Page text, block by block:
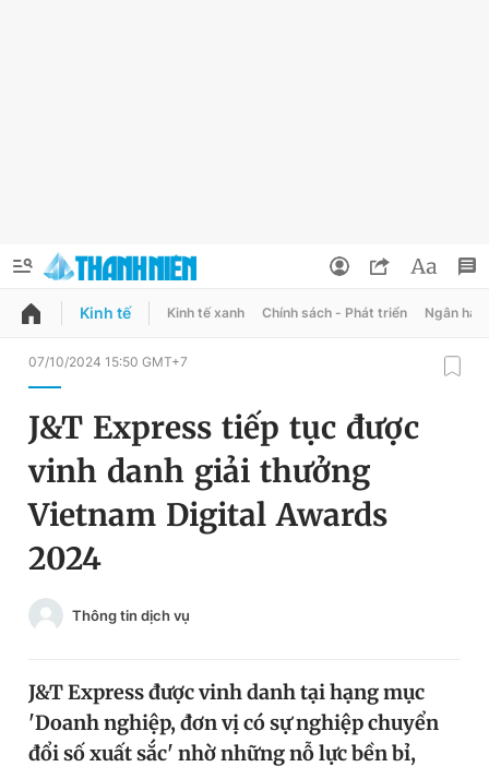
QUẢNG CÁO
Chuyên mục
Chuyên mục khác
Chào ngày mới
Tin thị trường
Video Magazine
Đổi mật khẩu
Tin đã lưu
Kinh tế Kinh tế xanh Chính sách - Phát triển Ngân
07/10/2024 15:50 GMT+7
J&T Express tiếp tục được
vinh danh giải thưởng
Vietnam Digital Awards
2024
Thông tin dịch vụ
J&T Express được vinh danh tại hạng mục
'Doanh nghiệp, đơn vị có sự nghiệp chuyển
đổi số xuất sắc' nhờ những nỗ lực bền bỉ,